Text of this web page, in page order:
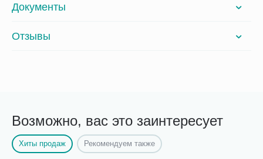
Документы
Отзывы
Возможно, вас это заинтересует
Хиты продаж Рекомендуем также